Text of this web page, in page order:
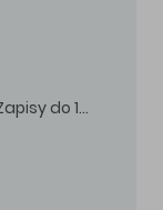
Trwa skup akcji spółki Wikana SA. Zapisy do 14.08.2026 r. do godz. 16.00.